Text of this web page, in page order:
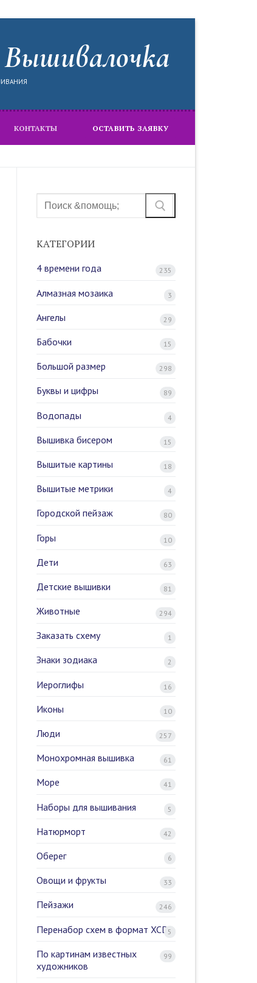
КОНТАКТЫ ОСТАВИТЬ ЗАЯВКУ
КАТЕГОРИИ
4 времени года 235
Алмазная мозаика 3
Ангелы 29
Бабочки 15
Большой размер 298
Буквы и цифры 89
Водопады 4
Вышивка бисером 15
Вышитые картины 18
Вышитые метрики 4
Городской пейзаж 80
Горы 10
Дети 63
Детские вышивки 81
Животные 294
Заказать схему 1
Знаки зодиака 2
Иероглифы 16
Иконы 10
Люди 257
Монохромная вышивка 61
Море 41
Наборы для вышивания 5
Натюрморт 42
Оберег 6
Овощи и фрукты 33
Пейзажи 246
Перенабор схем в формат XCD 5
По картинам известных
художников
99